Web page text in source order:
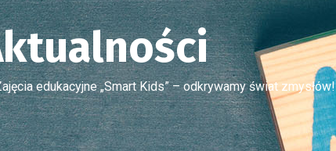
edukacyjne „Smart Kids” – odkrywamy świat zmysłów!